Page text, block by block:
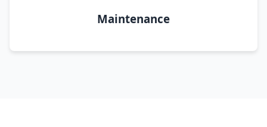
Maintenance